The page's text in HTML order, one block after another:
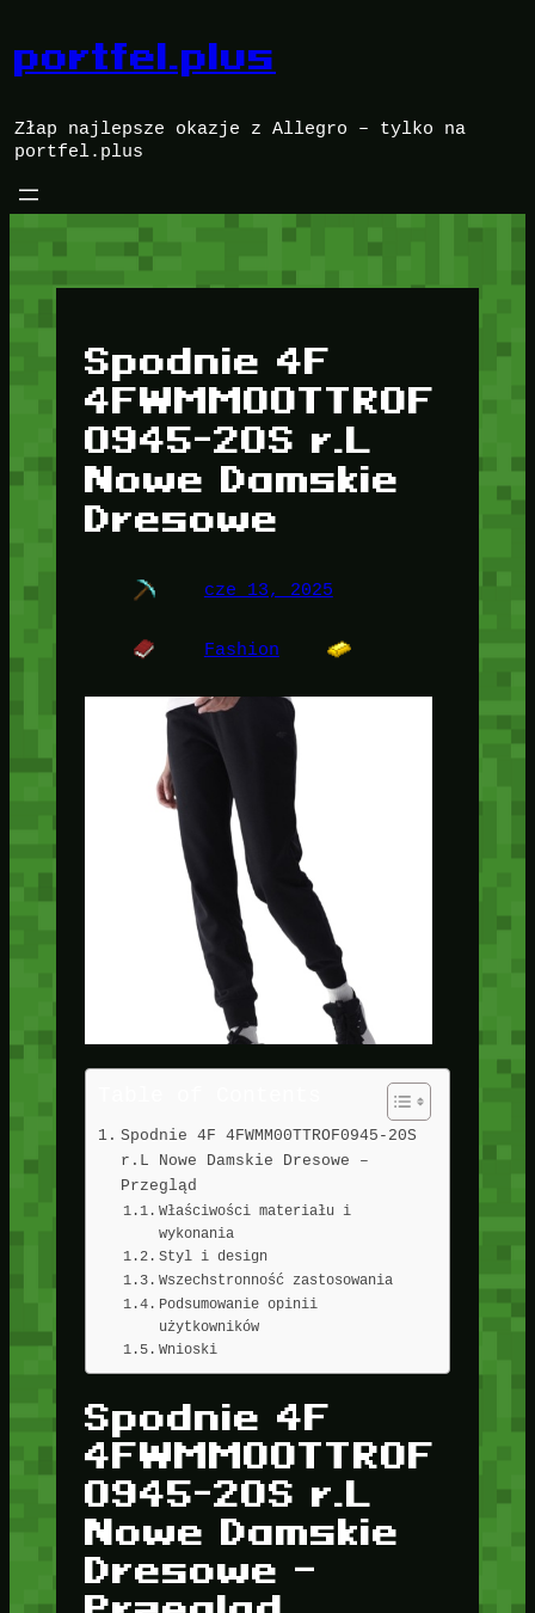
treści
portfel.plus
Złap najlepsze okazje z Allegro – tylko na
portfel.plus
Spodnie 4F
4FWMM00TTROF
0945-20S r.L
Nowe Damskie
Dresowe
cze 13, 2025
Fashion
Spodnie 4F 4FWMM00TTROF0945-20S
r.L Nowe Damskie Dresowe –
Przegląd
Właściwości materiału i
wykonania
Styl i design
Wszechstronność zastosowania
Podsumowanie opinii
użytkowników
Wnioski
Spodnie 4F
4FWMM00TTROF
0945-20S r.L
Nowe Damskie
Dresowe –